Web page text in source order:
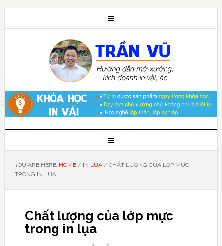
YOU ARE HERE: HOME / IN LỤA /CHẤT LƯỢNG CỦA LỚP MỰC
TRONG IN LỤA
Chất lượng của lớp mực
trong in lụa